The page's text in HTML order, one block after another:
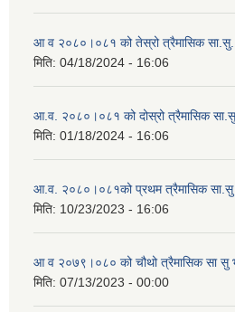
आ व २०८०।०८१ को तेस्रो त्रैमासिक सा.सु.
मिति: 04/18/2024 - 16:06
आ.व. २०८०।०८१ को दोस्रो त्रैमासिक
मिति: 01/18/2024 - 16:06
आ.व. २०८०।०८१को प्रथम त्रैमासिक सा.सु
मिति: 10/23/2023 - 16:06
आ व २०७९।०८० को चौथो त्रैमासिक सा सु
मिति: 07/13/2023 - 00:00